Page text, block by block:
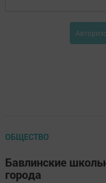
ОБЩЕСТВО
Бавлинские
города